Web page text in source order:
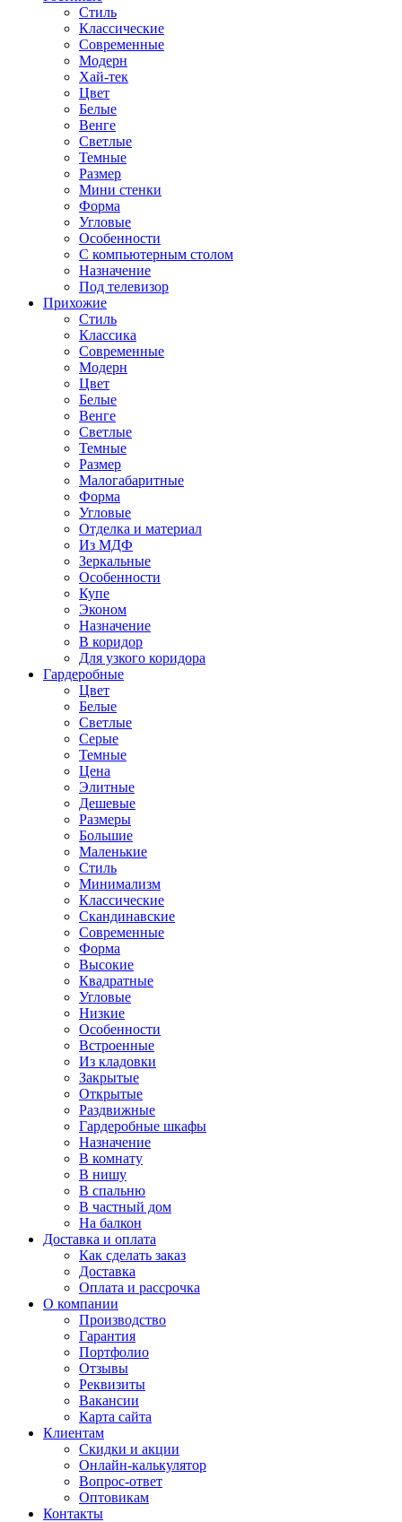
Стиль
Классические
Современные
Модерн
Хай-тек
Цвет
Белые
Венге
Светлые
Темные
Размер
Мини стенки
Форма
Угловые
Особенности
С компьютерным столом
Назначение
Под телевизор
Прихожие
Стиль
Классика
Современные
Модерн
Цвет
Белые
Венге
Светлые
Темные
Размер
Малогабаритные
Форма
Угловые
Отделка и материал
Из МДФ
Зеркальные
Особенности
Купе
Эконом
Назначение
В коридор
Для узкого коридора
Гардеробные
Цвет
Белые
Светлые
Серые
Темные
Цена
Элитные
Дешевые
Размеры
Большие
Маленькие
Стиль
Минимализм
Классические
Скандинавские
Современные
Форма
Высокие
Квадратные
Угловые
Низкие
Особенности
Встроенные
Из кладовки
Закрытые
Открытые
Раздвижные
Гардеробные шкафы
Назначение
В комнату
В нишу
В спальню
В частный дом
На балкон
Доставка и оплата
Как сделать заказ
Доставка
Оплата и рассрочка
О компании
Производство
Гарантия
Портфолио
Отзывы
Реквизиты
Вакансии
Карта сайта
Клиентам
Скидки и акции
Онлайн-калькулятор
Вопрос-ответ
Оптовикам
Контакты